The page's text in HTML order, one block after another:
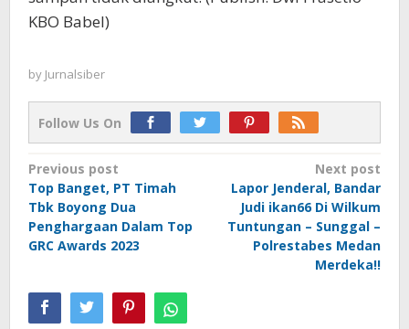
KBO Babel)
by Jurnalsiber
Follow Us On
Post
navigation
Previous post
Top Banget, PT Timah
Tbk Boyong Dua
Penghargaan Dalam Top
GRC Awards 2023
Next post
Lapor Jenderal, Bandar
Judi ikan66 Di Wilkum
Tuntungan – Sunggal –
Polrestabes Medan
Merdeka!!